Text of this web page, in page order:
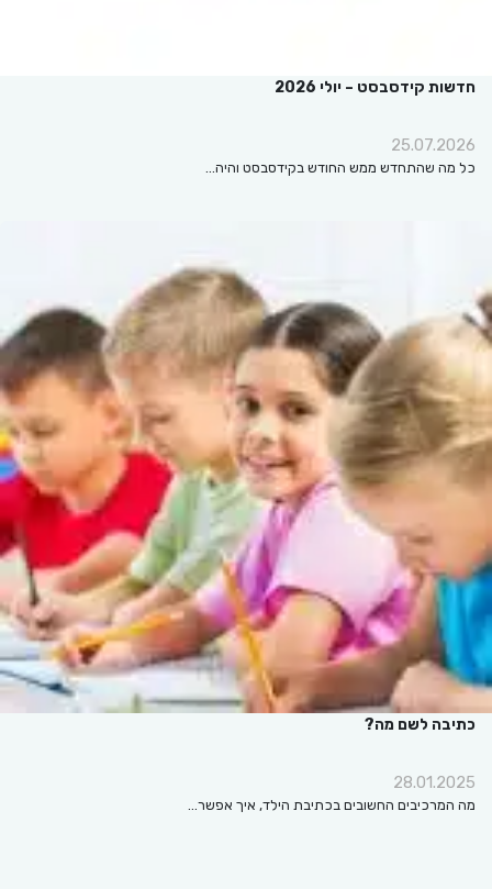
חדשות קידסבסט – יולי 2026
25.07.2026
כל מה שהתחדש ממש החודש בקידסבסט והיה…
כתיבה לשם מה?
28.01.2025
מה המרכיבים החשובים בכתיבת הילד, איך אפשר…